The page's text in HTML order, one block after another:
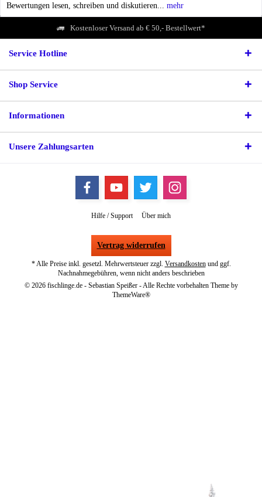
Bewertungen lesen, schreiben und diskutieren...
mehr
Kostenloser Versand ab € 50,- Bestellwert*
Service Hotline
Shop Service
Informationen
Unsere Zahlungsarten
Hilfe / Support Über mich
Vertrag widerrufen
* Alle Preise inkl. gesetzl. Mehrwertsteuer zzgl. Versandkostenund ggf.
Nachnahmegebühren, wenn nicht anders beschrieben
© 2026 fischlinge.de - Sebastian Speißer - Alle Rechte vorbehalten Theme by
ThemeWare®